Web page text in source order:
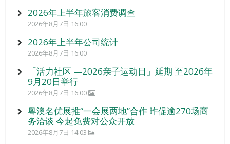
2026年上半年旅客消费调查
2026年8月7日 16:00
2026年上半年公司统计
2026年8月7日 16:00
「活力社区 —2026亲子运动日」延期 至2026年
9月20日举行
2026年8月7日 16:00
粤澳名优展推“一会展两地”合作 昨促逾270场商
务洽谈 今起免费对公众开放
2026年8月7日 14:03